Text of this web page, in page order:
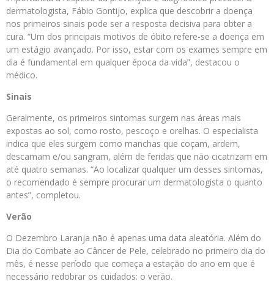
dermatologista, Fábio Gontijo, explica que descobrir a doença
nos primeiros sinais pode ser a resposta decisiva para obter a
cura. “Um dos principais motivos de óbito refere-se a doença em
um estágio avançado. Por isso, estar com os exames sempre em
dia é fundamental em qualquer época da vida”, destacou o
médico.
Sinais
Geralmente, os primeiros sintomas surgem nas áreas mais
expostas ao sol, como rosto, pescoço e orelhas. O especialista
indica que eles surgem como manchas que coçam, ardem,
descamam e/ou sangram, além de feridas que não cicatrizam em
até quatro semanas. “Ao localizar qualquer um desses sintomas,
o recomendado é sempre procurar um dermatologista o quanto
antes”, completou.
Verão
O Dezembro Laranja não é apenas uma data aleatória. Além do
Dia do Combate ao Câncer de Pele, celebrado no primeiro dia do
mês, é nesse período que começa a estação do ano em que é
necessário redobrar os cuidados: o verão.